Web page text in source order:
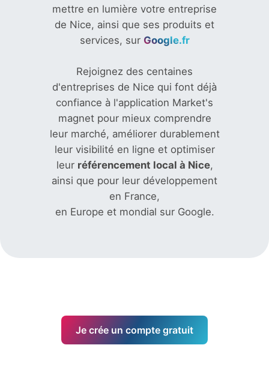
mettre en lumière votre entreprise
de Nice, ainsi que ses produits et
services, sur Google.fr
Rejoignez des centaines
d'entreprises de Nice qui font déjà
confiance à l'application Market's
magnet pour mieux comprendre
leur marché, améliorer durablement
leur visibilité en ligne et optimiser
leur référencement local à Nice,
ainsi que pour leur développement
en France,
en Europe et mondial sur Google.
Je crée un compte gratuit